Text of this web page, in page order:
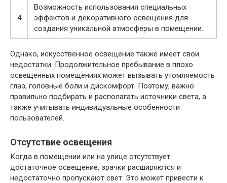
4
Возможность использования специальных
эффектов и декоративного освещения для
создания уникальной атмосферы в помещении.
Однако, искусственное освещение также имеет свои
недостатки. Продолжительное пребывание в плохо
освещенных помещениях может вызывать утомляемость
глаз, головные боли и дискомфорт. Поэтому, важно
правильно подбирать и располагать источники света, а
также учитывать индивидуальные особенности
пользователей.
Отсутствие освещения
Когда в помещении или на улице отсутствует
достаточное освещение, зрачки расширяются и
недостаточно пропускают свет. Это может привести к